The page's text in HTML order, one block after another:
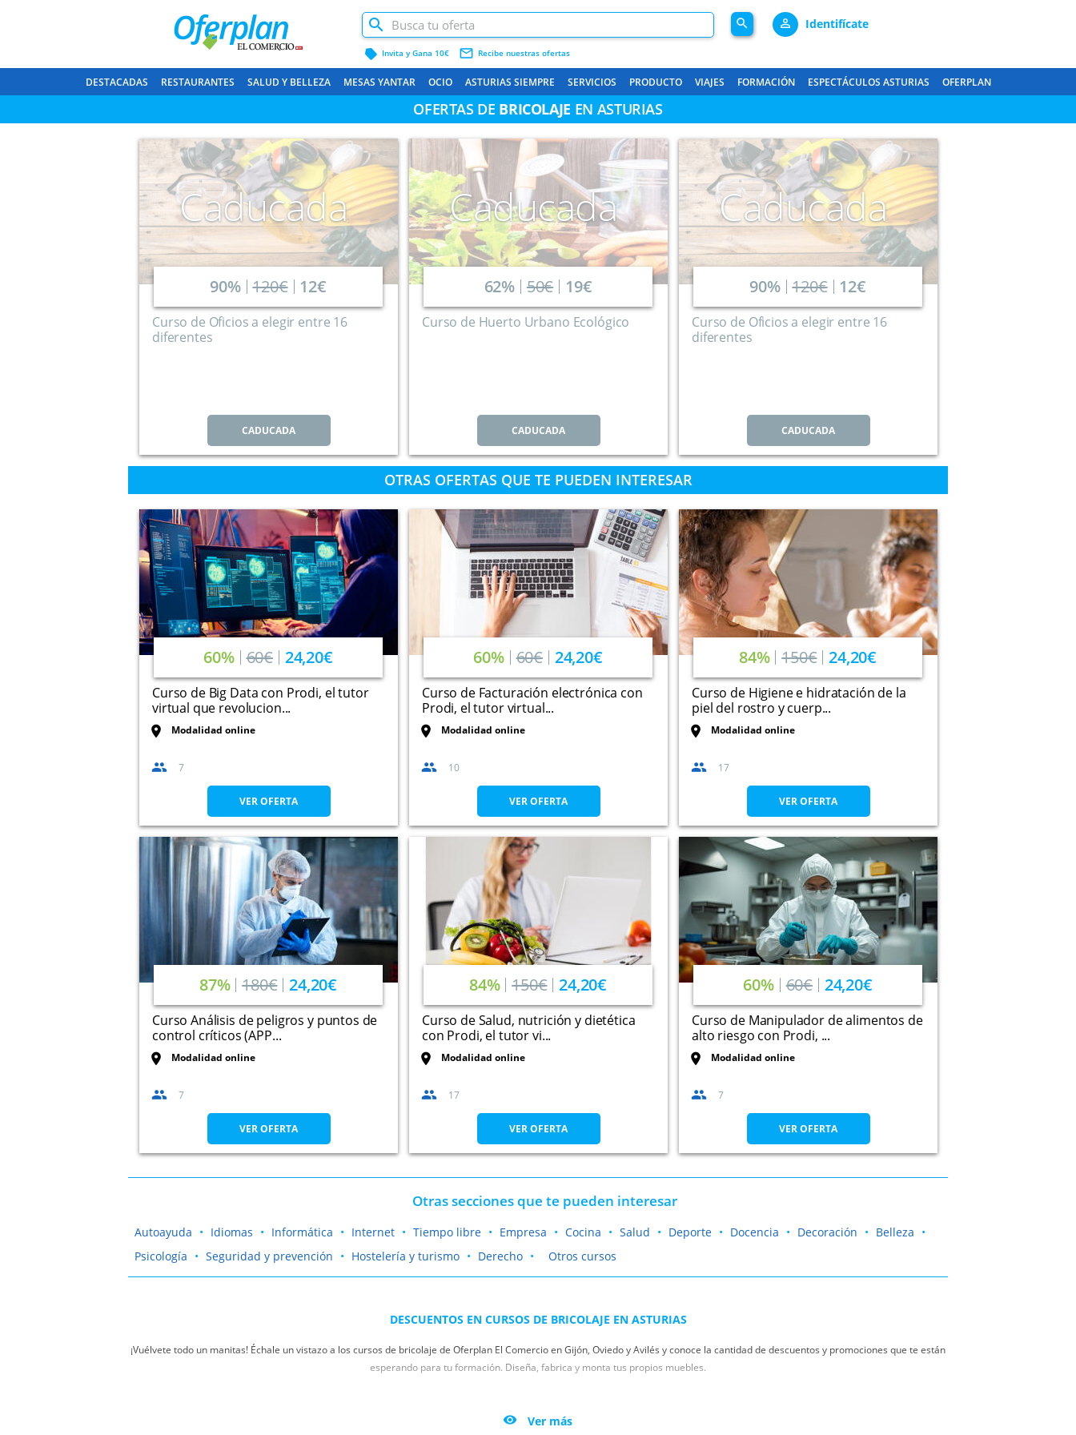
label Invita y Gana 10€ mail_outline Recibe nuestras ofertas
search person_outline Identifícate
DESTACADAS RESTAURANTES SALUD Y BELLEZA MESAS YANTAR OCIO ASTURIAS SIEMPRE SERVICIOS PRODUCTO VIAJES FORMACIÓN ESPECTÁCULOS ASTURIAS OFERPLAN
OFERTAS DE BRICOLAJE EN ASTURIAS
Caducada
90% 120€ 12€
Curso de Oficios a elegir entre 16
diferentes
CADUCADA
Caducada
62% 50€ 19€
Curso de Huerto Urbano Ecológico
CADUCADA
Caducada
90% 120€ 12€
Curso de Oficios a elegir entre 16
diferentes
CADUCADA
OTRAS OFERTAS QUE TE PUEDEN INTERESAR
60% 60€ 24,20€
Curso de Big Data con Prodi, el tutor
virtual que revolucion...
Modalidad online
7
VER OFERTA
60% 60€ 24,20€
Curso de Facturación electrónica con
Prodi, el tutor virtual...
Modalidad online
10
VER OFERTA
84% 150€ 24,20€
Curso de Higiene e hidratación de la
piel del rostro y cuerp...
Modalidad online
17
VER OFERTA
87% 180€ 24,20€
Curso Análisis de peligros y puntos de
control críticos (APP...
Modalidad online
7
VER OFERTA
84% 150€ 24,20€
Curso de Salud, nutrición y dietética
con Prodi, el tutor vi...
Modalidad online
17
VER OFERTA
60% 60€ 24,20€
Curso de Manipulador de alimentos de
alto riesgo con Prodi, ...
Modalidad online
7
VER OFERTA
Otras secciones que te pueden interesar
Autoayuda Idiomas Informática Internet Tiempo libre Empresa Cocina Salud Deporte Docencia Decoración
Belleza
Psicología
Seguridad y prevención Hostelería y turismo Derecho Otros cursos
DESCUENTOS EN CURSOS DE BRICOLAJE EN ASTURIAS
¡Vuélvete todo un manitas! Échale un vistazo a los cursos de bricolaje de Oferplan El Comercio en Gijón, Oviedo y Avilés y conoce la cantidad de descuentos y promociones que te están
esperando para tu formación. Diseña, fabrica y monta tus propios muebles.
mesillas originales, estás en el lugar adecuado.
 Ver más